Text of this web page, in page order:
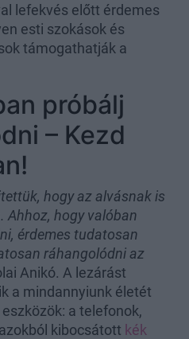
lefekvés előtt érdemes
esti szokások és
támogathatják a
próbálj
– Kezd
hogy az alvásnak is
Ahhoz, hogy valóban
érdemes tudatosan
ráhangolódni az
Anikó. A lezárást
a mindannyiunk életét
a telefonok,
kibocsátott kék